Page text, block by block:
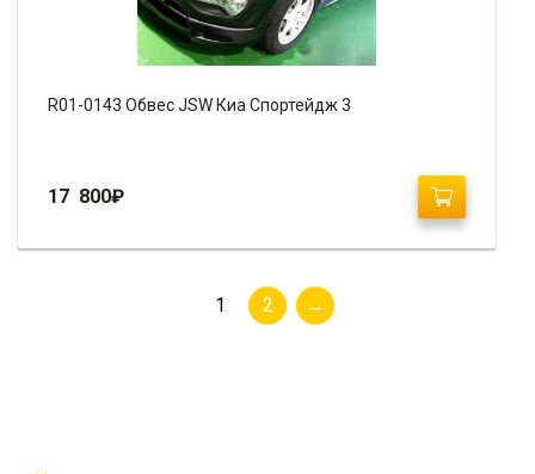
R01-0143 Обвес JSW Киа Спортейдж 3
17 800₽
1 2 →